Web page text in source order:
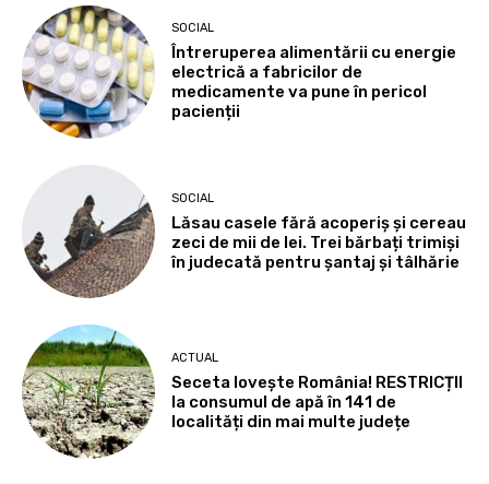
SOCIAL
Întreruperea alimentării cu energie
electrică a fabricilor de
medicamente va pune în pericol
pacienții
SOCIAL
Lăsau casele fără acoperiș și cereau
zeci de mii de lei. Trei bărbați trimiși
în judecată pentru șantaj și tâlhărie
ACTUAL
Seceta lovește România! RESTRICȚII
la consumul de apă în 141 de
localități din mai multe județe